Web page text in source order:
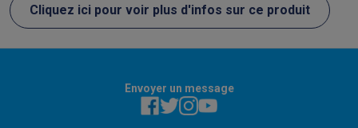
Reconditionné
Machines à laver avec des éco-chèques
Petits appareils de cuisine
Petits appareils de cuisine avec des éco-chèques
Cliquez ici pour voir plus d'infos sur ce produit
Envoyer un message